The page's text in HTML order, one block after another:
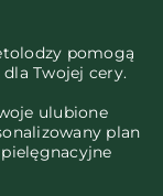
pomogą
Twojej cery.
ulubione
plan